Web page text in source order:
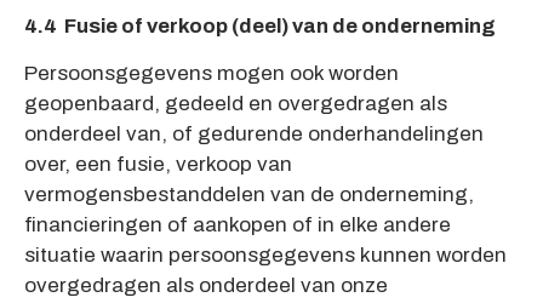
4.4 Fusie of verkoop (deel) van de onderneming
Persoonsgegevens mogen ook worden
geopenbaard, gedeeld en overgedragen als
onderdeel van, of gedurende onderhandelingen
over, een fusie, verkoop van
vermogensbestanddelen van de onderneming,
financieringen of aankopen of in elke andere
situatie waarin persoonsgegevens kunnen worden
overgedragen als onderdeel van onze